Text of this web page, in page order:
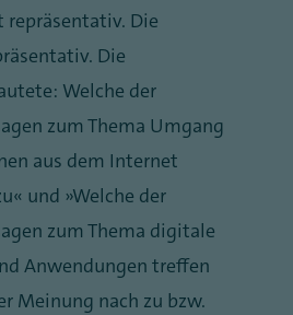
repräsentativ. Die
Die
Welche der
zum Thema Umgang
aus dem Internet
und „Welche der
zum Thema digitale
Anwendungen treffen
Meinung nach zu bzw.